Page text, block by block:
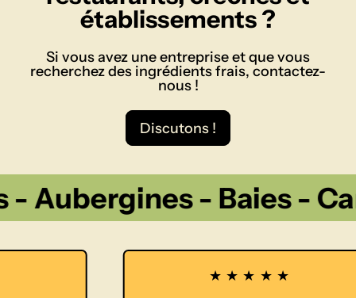
établissements ?
Si vous avez une entreprise et que vous
recherchez des ingrédients frais, contactez-
nous !
Discutons !
- Baies -
★★★★★